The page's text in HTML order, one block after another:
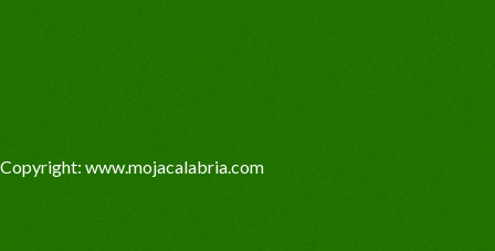
Copyright: www.mojacalabria.com